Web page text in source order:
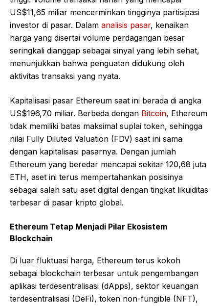
US$11,65 miliar mencerminkan tingginya partisipasi
investor di pasar. Dalam analisis pasar, kenaikan
harga yang disertai volume perdagangan besar
seringkali dianggap sebagai sinyal yang lebih sehat,
menunjukkan bahwa penguatan didukung oleh
aktivitas transaksi yang nyata.
Kapitalisasi pasar Ethereum saat ini berada di angka
US$196,70 miliar. Berbeda dengan Bitcoin, Ethereum
tidak memiliki batas maksimal suplai token, sehingga
nilai Fully Diluted Valuation (FDV) saat ini sama
dengan kapitalisasi pasarnya. Dengan jumlah
Ethereum yang beredar mencapai sekitar 120,68 juta
ETH, aset ini terus mempertahankan posisinya
sebagai salah satu aset digital dengan tingkat likuiditas
terbesar di pasar kripto global.
Ethereum Tetap Menjadi Pilar Ekosistem
Blockchain
Di luar fluktuasi harga, Ethereum terus kokoh
sebagai blockchain terbesar untuk pengembangan
aplikasi terdesentralisasi (dApps), sektor keuangan
terdesentralisasi (DeFi), token non-fungible (NFT),